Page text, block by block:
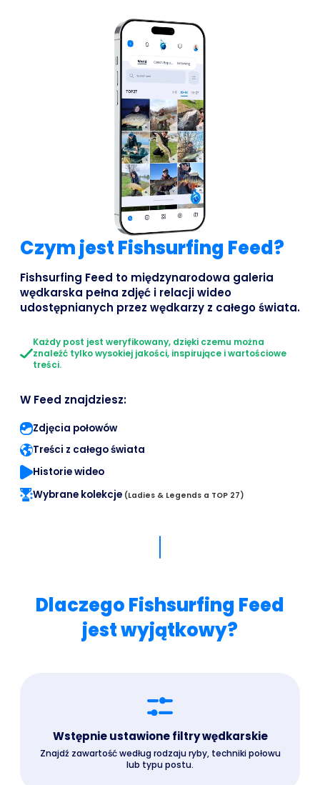
Czym jest Fishsurfing Feed?
Fishsurfing Feed to międzynarodowa galeria
wędkarska pełna zdjęć i relacji wideo
udostępnianych przez wędkarzy z całego świata.
Każdy post jest weryfikowany, dzięki czemu można
znaleźć tylko wysokiej jakości, inspirujące i wartościowe
treści.
W Feed znajdziesz:
Zdjęcia połowów
Treści z całego świata
Historie wideo
Wybrane kolekcje (Ladies & Legends a TOP 27)
Dlaczego Fishsurfing Feed
jest wyjątkowy?
Wstępnie ustawione filtry wędkarskie
Znajdź zawartość według rodzaju ryby, techniki połowu
lub typu postu.